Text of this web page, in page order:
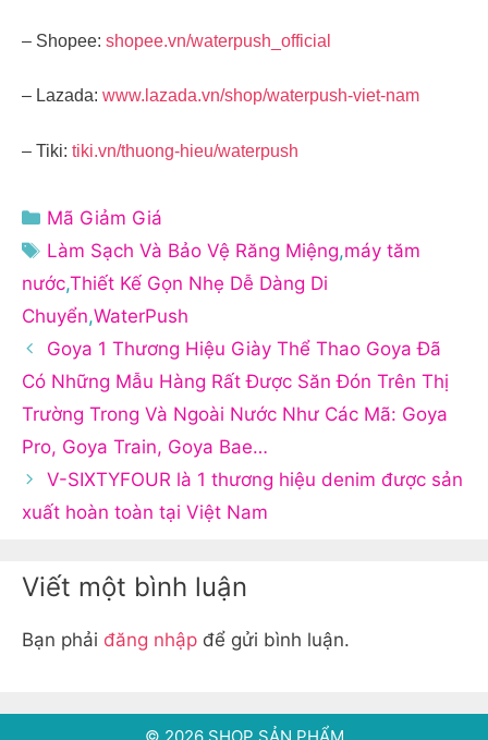
– Shopee: shopee.vn/waterpush_official
– Lazada: www.lazada.vn/shop/waterpush-viet-nam
– Tiki: tiki.vn/thuong-hieu/waterpush
Danh
mục
Mã Giảm Giá
Thẻ
Làm Sạch Và Bảo Vệ Răng Miệng,máy tăm
nước,Thiết Kế Gọn Nhẹ Dễ Dàng Di
Chuyển,WaterPush
Goya 1 Thương Hiệu Giày Thể Thao Goya Đã
Có Những Mẫu Hàng Rất Được Săn Đón Trên Thị
Trường Trong Và Ngoài Nước Như Các Mã: Goya
Pro, Goya Train, Goya Bae…
V-SIXTYFOUR là 1 thương hiệu denim được sản
xuất hoàn toàn tại Việt Nam
Viết một bình luận
Bạn phải đăng nhập để gửi bình luận.